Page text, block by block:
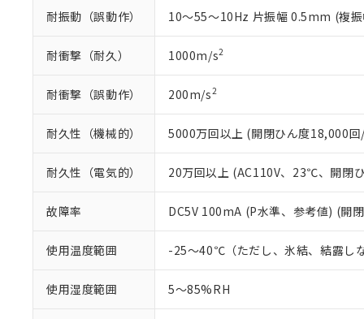
耐振動（誤動作） 10～55～10Hz 片振幅 0.5mm (複
耐衝撃（耐久） 1000m/s2
耐衝撃（誤動作） 200m/s2
耐久性（機械的） 5000万回以上 (開閉ひん度18,000
耐久性（電気的） 20万回以上 (AC110V、23℃、開閉
故障率 DC5V 100mA (P水準、参考値) (開
使用温度範囲 -25～40℃（ただし、氷結、結露しな
使用湿度範囲 5～85%RH